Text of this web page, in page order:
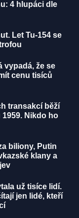
4 hlupáci dle
Let Tu-154 se
vypadá, že se
cenu tisíců
transakcí běží
Nikdo ho
biliony, Putin
klany a
už tisíce lidí.
jen lidé, kteří